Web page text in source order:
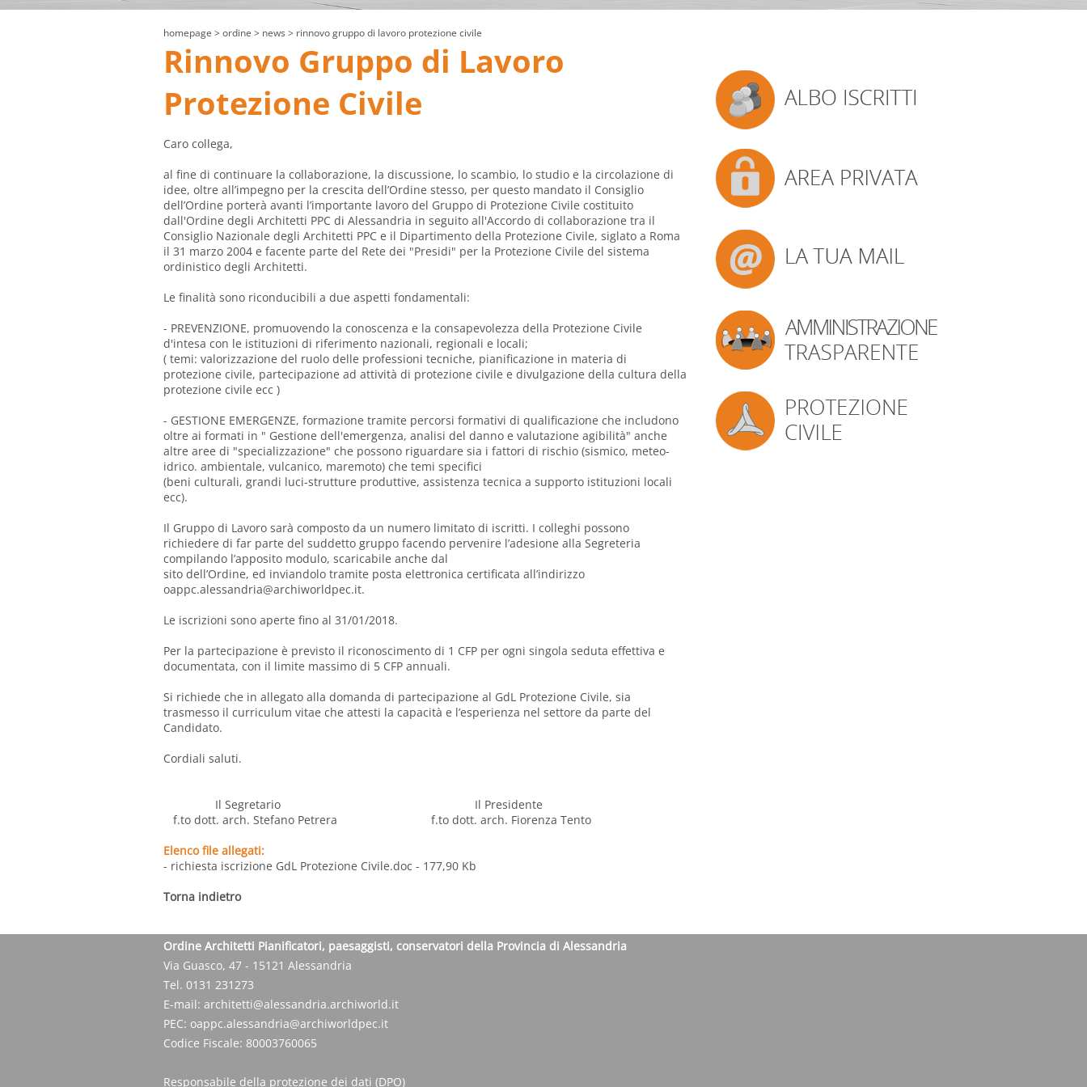
homepage > ordine > news > rinnovo gruppo di lavoro protezione civile
Rinnovo Gruppo di Lavoro
Protezione Civile
Caro collega,
al fine di continuare la collaborazione, la discussione, lo scambio, lo studio e la circolazione di
idee, oltre all’impegno per la crescita dell’Ordine stesso, per questo mandato il Consiglio
dell’Ordine porterà avanti l’importante lavoro del Gruppo di Protezione Civile costituito
dall'Ordine degli Architetti PPC di Alessandria in seguito all'Accordo di collaborazione tra il
Consiglio Nazionale degli Architetti PPC e il Dipartimento della Protezione Civile, siglato a Roma
il 31 marzo 2004 e facente parte del Rete dei "Presidi" per la Protezione Civile del sistema
ordinistico degli Architetti.
Le finalità sono riconducibili a due aspetti fondamentali:
- PREVENZIONE, promuovendo la conoscenza e la consapevolezza della Protezione Civile
d'intesa con le istituzioni di riferimento nazionali, regionali e locali;
( temi: valorizzazione del ruolo delle professioni tecniche, pianificazione in materia di
protezione civile, partecipazione ad attività di protezione civile e divulgazione della cultura della
protezione civile ecc )
- GESTIONE EMERGENZE, formazione tramite percorsi formativi di qualificazione che includono
oltre ai formati in " Gestione dell'emergenza, analisi del danno e valutazione agibilità" anche
altre aree di "specializzazione" che possono riguardare sia i fattori di rischio (sismico, meteo-
idrico. ambientale, vulcanico, maremoto) che temi specifici
(beni culturali, grandi luci-strutture produttive, assistenza tecnica a supporto istituzioni locali
ecc).
Il Gruppo di Lavoro sarà composto da un numero limitato di iscritti. I colleghi possono
richiedere di far parte del suddetto gruppo facendo pervenire l’adesione alla Segreteria
compilando l’apposito modulo, scaricabile anche dal
sito dell’Ordine, ed inviandolo tramite posta elettronica certificata all’indirizzo
oappc.alessandria@archiworldpec.it.
Le iscrizioni sono aperte fino al 31/01/2018.
Per la partecipazione è previsto il riconoscimento di 1 CFP per ogni singola seduta effettiva e
documentata, con il limite massimo di 5 CFP annuali.
Si richiede che in allegato alla domanda di partecipazione al GdL Protezione Civile, sia
trasmesso il curriculum vitae che attesti la capacità e l’esperienza nel settore da parte del
Candidato.
Cordiali saluti.
Il Segretario Il Presidente
f.to dott. arch. Stefano Petrera f.to dott. arch. Fiorenza Tento
Elenco file allegati:
- richiesta iscrizione GdL Protezione Civile.doc - 177,90 Kb
Torna indietro
Ordine Architetti Pianificatori, paesaggisti, conservatori della Provincia di Alessandria
Via Guasco, 47 - 15121 Alessandria
Tel. 0131 231273
E-mail: architetti@alessandria.archiworld.it
PEC: oappc.alessandria@archiworldpec.it
Codice Fiscale: 80003760065
Responsabile della protezione dei dati (DPO)